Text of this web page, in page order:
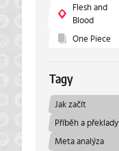
Flesh and
Blood
One Piece
Tagy
Jak začít
Příběh a překlady
Meta analýza